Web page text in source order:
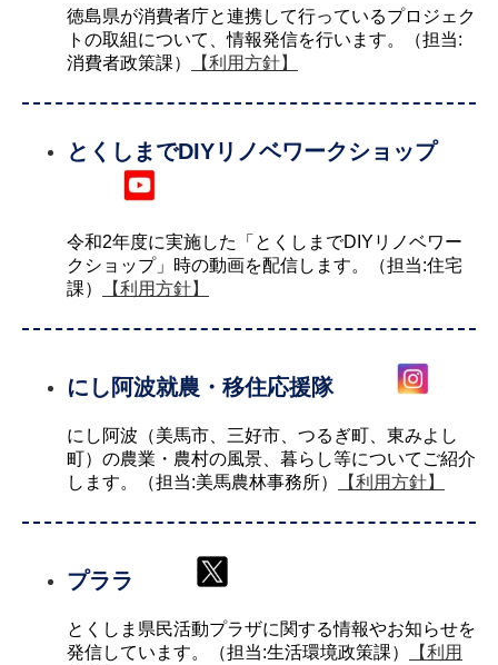
徳島県が消費者庁と連携して行っているプロジェク
トの取組について、情報発信を行います。（担当:
消費者政策課）
【利用方針】
とくしまでDIYリノベワークショップ
令和2年度に実施した「とくしまでDIYリノベワー
クショップ」時の動画を配信します。（担当:住宅
課）
【利用方針】
にし阿波就農・移住応援隊
にし阿波（美馬市、三好市、つるぎ町、東みよし
町）の農業・農村の風景、暮らし等についてご紹介
します。（担当:美馬農林事務所）
【利用方針】
プララ
とくしま県民活動プラザに関する情報やお知らせを
発信しています。（担当:生活環境政策課）
【利用